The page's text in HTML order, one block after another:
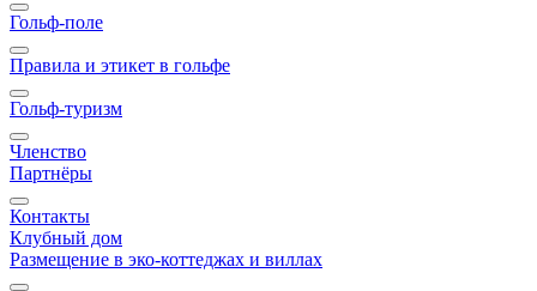
Гольф-поле
Правила и этикет в гольфе
Гольф-туризм
Членство
Партнёры
Контакты
Клубный дом
Размещение в эко-коттеджах и виллах